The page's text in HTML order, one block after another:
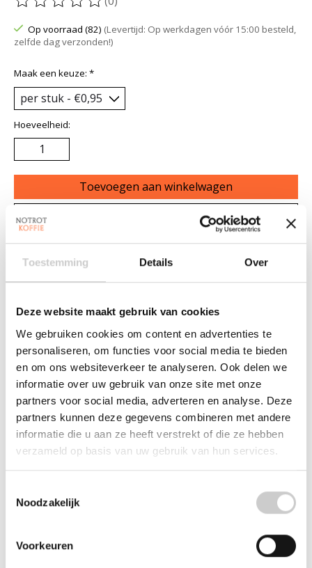
Toestemming Details Over
Deze website maakt gebruik van cookies
We gebruiken cookies om content en advertenties te
personaliseren, om functies voor social media te bieden
en om ons websiteverkeer te analyseren. Ook delen we
informatie over uw gebruik van onze site met onze
partners voor social media, adverteren en analyse. Deze
partners kunnen deze gegevens combineren met andere
informatie die u aan ze heeft verstrekt of die ze hebben
verzameld op basis van uw gebruik van hun services.
Noodzakelijk
Voorkeuren
De beoordeling van dit product is
Op voorraad (82) (Levertijd: Op werkdagen vóór 15:00 besteld,
zelfde dag verzonden!)
Maak een keuze: *
Hoeveelheid:
Toevoegen aan winkelwagen
Aan verlanglijst toevoegen
Plaats bestelling
Beschrijving Reviews (0)
Schroef (bolkop / M4x10mm)
Met deze schroef wordt de zetgroep van uw Jura ENA
5 EA, ENA 8, ENA Micro en Impressa A-Series
vastgezet.
Leveringsomvang:
Geschikt voor:
A5 Impressa
A7